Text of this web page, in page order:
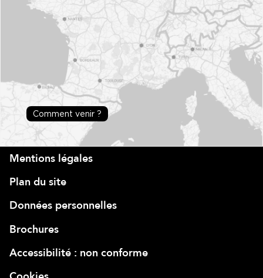
Comment venir ?
Mentions légales
Plan du site
Données personnelles
Brochures
Accessibilité : non conforme